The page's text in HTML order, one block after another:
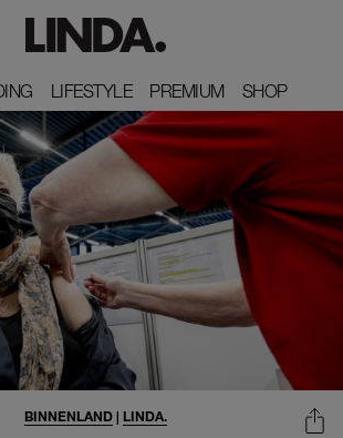
LIFESTYLE
LIFESTYLE PREMIUM
PREMIUM SHOP
SHOP
BINNENLAND| LINDA.